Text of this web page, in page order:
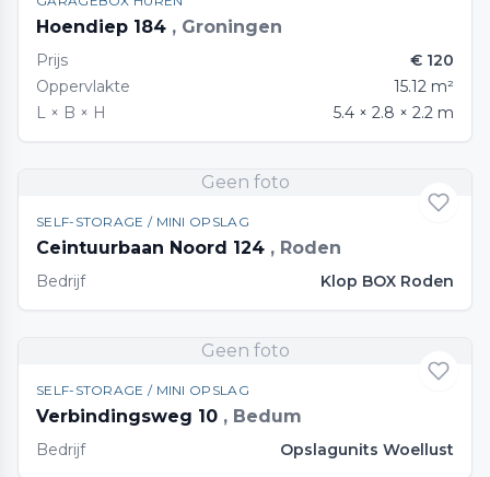
Hoendiep 184 , Groningen
Prijs
€ 120
Oppervlakte
15.12 m²
L × B × H
5.4 × 2.8 × 2.2 m
Geen foto
SELF-STORAGE / MINI OPSLAG
Ceintuurbaan Noord 124 , Roden
Bedrijf Klop BOX Roden
Geen foto
SELF-STORAGE / MINI OPSLAG
Verbindingsweg 10 , Bedum
Bedrijf Opslagunits Woellust